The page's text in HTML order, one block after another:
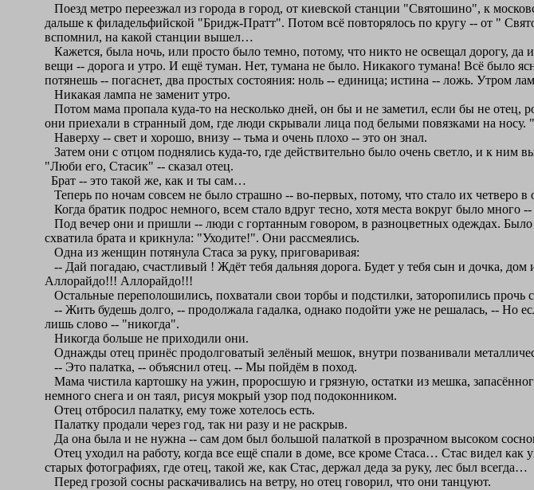
Поезд метро переезжал из города в город, от киевской станции "Святошино", к
дальше к филадельфийской "Бридж-Пратт". Потом всё повторялось по кругу -- от "
вспомнил, на какой станции вышел…
Кажется, была ночь, или просто было темно, потому, что никто не освещал
вещи -- дорога и утро. И ещё туман. Нет, тумана не было. Никакого тумана! Всё было
потянешь -- погаснет, два простых состояния: ноль -- единица; истина -- ложь. Утром
Никакая лампа не заменит утро.
Потом мама пропала куда-то на несколько дней, он бы и не заметил, если бы не
они приехали в странный дом, где люди скрывали лица под белыми повязками на носу.
Наверху -- свет и хорошо, внизу -- тьма и очень плохо -- это он знал.
Затем они с отцом поднялись куда-то, где действительно было очень светло, и к
"Люби его, Стасик" -- сказал отец.
Брат -- это такой же, как и ты сам…
Теперь по ночам совсем не было страшно -- во-первых, потому, что стало их четверо
Когда братик подрос немного, всем стало вдруг тесно, хотя места вокруг было много
Под вечер они и пришли -- люди с гортанным говором, в разноцветных одеждах.
схватила брата и крикнула: "Уходите!". Они рассмеялись.
Одна из женщин потянула Стаса за руку, приговаривая:
-- Дай погадаю, счастливый ! Ждёт тебя дальняя дорога. Будет у тебя сын и дочка,
Аллорайдо!!! Аллорайдо!!!
Остальные переполошились, похватали свои торбы и подстилки, заторопились
-- Жить будешь долго, -- продолжала гадалка, однако подойти уже не решалась, -- Но
лишь слово -- "никогда".
Никогда больше не приходили они.
Однажды отец принёс продолговатый зелёный мешок, внутри позванивали
-- Это палатка, -- объяснил отец. -- Мы пойдём в поход.
Мама чистила картошку на ужин, проросшую и грязную, остатки из мешка,
немного снега и он таял, рисуя мокрый узор под подоконником.
Отец отбросил палатку, ему тоже хотелось есть.
Палатку продали через год, так ни разу и не раскрыв.
Да она была и не нужна -- сам дом был большой палаткой в прозрачном высоком
Отец уходил на работу, когда все ещё спали в доме, все кроме Стаса… Стас видел как
старых фотографиях, где отец, такой же, как Стас, держал деда за руку, лес был всегда…
Перед грозой сосны раскачивались на ветру, но отец говорил, что они танцуют.